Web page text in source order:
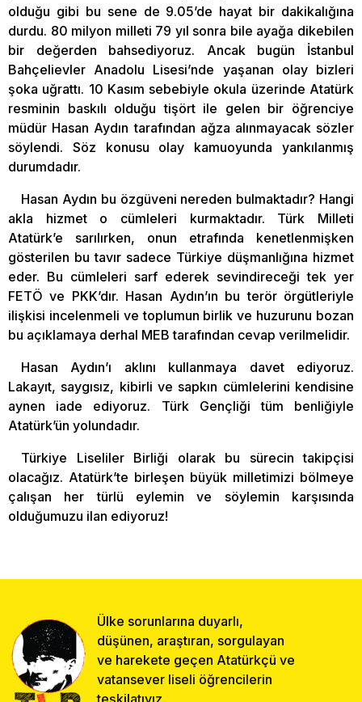
olduğu gibi bu sene de 9.05’de hayat bir dakikalığına
durdu. 80 milyon milleti 79 yıl sonra bile ayağa dikebilen
bir değerden bahsediyoruz. Ancak bugün İstanbul
Bahçelievler Anadolu Lisesi’nde yaşanan olay bizleri
şoka uğrattı. 10 Kasım sebebiyle okula üzerinde Atatürk
resminin baskılı olduğu tişört ile gelen bir öğrenciye
müdür Hasan Aydın tarafından ağza alınmayacak sözler
söylendi. Söz konusu olay kamuoyunda yankılanmış
durumdadır.
Hasan Aydın bu özgüveni nereden bulmaktadır? Hangi
akla hizmet o cümleleri kurmaktadır. Türk Milleti
Atatürk’e sarılırken, onun etrafında kenetlenmişken
gösterilen bu tavır sadece Türkiye düşmanlığına hizmet
eder. Bu cümleleri sarf ederek sevindireceği tek yer
FETÖ ve PKK’dır. Hasan Aydın’ın bu terör örgütleriyle
ilişkisi incelenmeli ve toplumun birlik ve huzurunu bozan
bu açıklamaya derhal MEB tarafından cevap verilmelidir.
Hasan Aydın’ı aklını kullanmaya davet ediyoruz.
Lakayıt, saygısız, kibirli ve sapkın cümlelerini kendisine
aynen iade ediyoruz. Türk Gençliği tüm benliğiyle
Atatürk’ün yolundadır.
Türkiye Liseliler Birliği olarak bu sürecin takipçisi
olacağız. Atatürk’te birleşen büyük milletimizi bölmeye
çalışan her türlü eylemin ve söylemin karşısında
olduğumuzu ilan ediyoruz!
Ülke sorunlarına duyarlı,
düşünen, araştıran, sorgulayan
ve harekete geçen Atatürkçü ve
vatansever liseli öğrencilerin
teşkilatıyız.